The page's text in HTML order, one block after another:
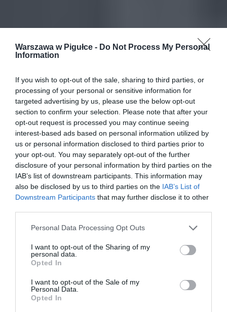
Warszawa w Pigułce - Do Not Process My Personal
Information
If you wish to opt-out of the sale, sharing to third parties, or
processing of your personal or sensitive information for
targeted advertising by us, please use the below opt-out
section to confirm your selection. Please note that after your
opt-out request is processed you may continue seeing
interest-based ads based on personal information utilized by
us or personal information disclosed to third parties prior to
your opt-out. You may separately opt-out of the further
disclosure of your personal information by third parties on the
IAB’s list of downstream participants. This information may
also be disclosed by us to third parties on the IAB’s List of
Downstream Participants that may further disclose it to other
Personal Data Processing Opt Outs
I want to opt-out of the Sharing of my
personal data.
Opted In
I want to opt-out of the Sale of my
Personal Data.
Opted In